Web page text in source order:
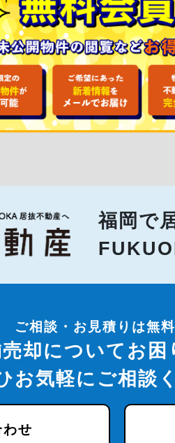
福岡で
ご相談・お見積りは無料
却についてお困
お気軽にご相談
せ